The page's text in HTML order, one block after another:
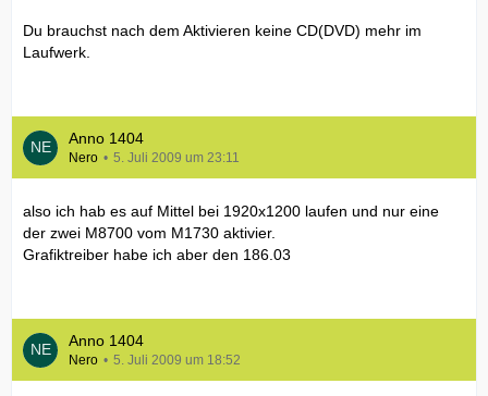
Du brauchst nach dem Aktivieren keine CD(DVD) mehr im
Laufwerk.
Anno 1404
Nero 5. Juli 2009 um 23:11
also ich hab es auf Mittel bei 1920x1200 laufen und nur eine
der zwei M8700 vom M1730 aktivier.
Grafiktreiber habe ich aber den 186.03
Anno 1404
Nero 5. Juli 2009 um 18:52